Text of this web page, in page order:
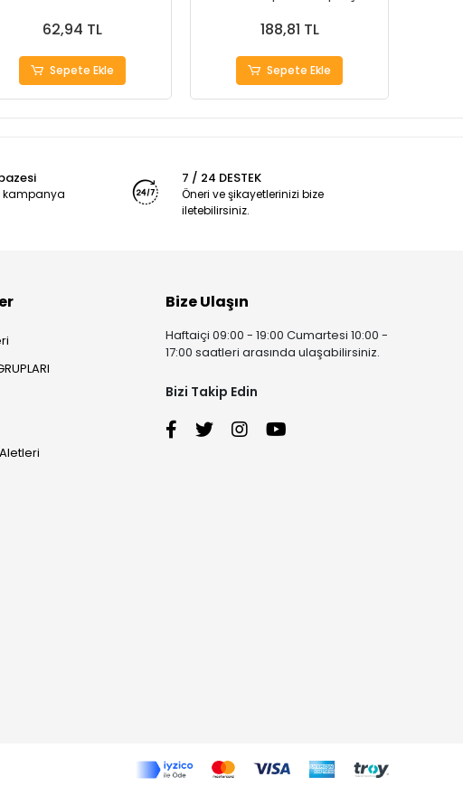
62,94 TL
Sepete Ekle
188,81 TL
Sepete Ekle
kampanya
7 / 24 DESTEK
Öneri ve şikayetlerinizi bize
iletebilirsiniz.
Bize Ulaşın
Haftaiçi 09:00 - 19:00 Cumartesi 10:00 -
17:00 saatleri arasında ulaşabilirsiniz.
Bizi Takip Edin